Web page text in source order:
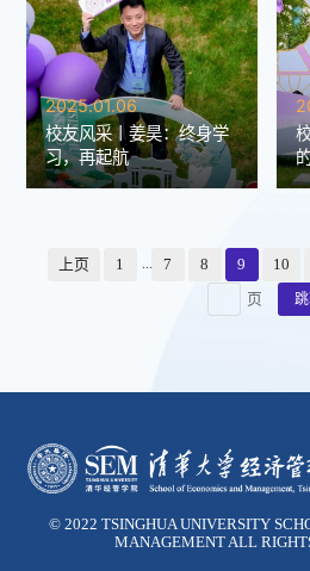
2025.01.06
校友风采丨姜昊：终身学
习，再起航
上页 1 ... 7 8 9 10
页
© 2022 TSINGHUA UNIVERSITY
MANAGEMENT ALL